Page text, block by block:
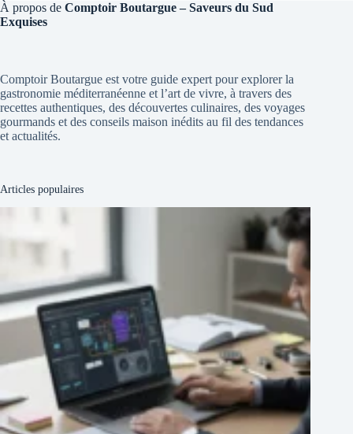
À propos de Comptoir Boutargue – Saveurs du Sud
Exquises
Comptoir Boutargue est votre guide expert pour explorer la
gastronomie méditerranéenne et l’art de vivre, à travers des
recettes authentiques, des découvertes culinaires, des voyages
gourmands et des conseils maison inédits au fil des tendances
et actualités.
Articles populaires